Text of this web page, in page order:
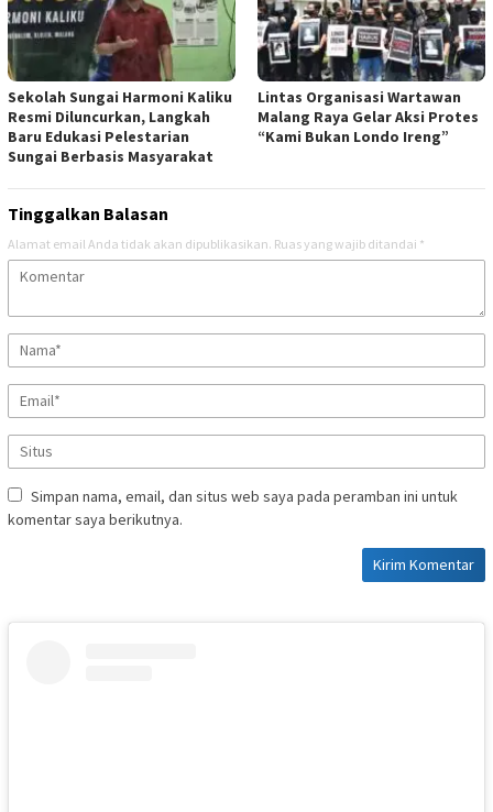
Sekolah Sungai Harmoni Kaliku
Resmi Diluncurkan, Langkah
Baru Edukasi Pelestarian
Sungai Berbasis Masyarakat
Lintas Organisasi Wartawan
Malang Raya Gelar Aksi Protes
“Kami Bukan Londo Ireng”
Tinggalkan Balasan
Alamat email Anda tidak akan dipublikasikan. Ruas yang wajib ditandai *
Simpan nama, email, dan situs web saya pada peramban ini untuk
komentar saya berikutnya.